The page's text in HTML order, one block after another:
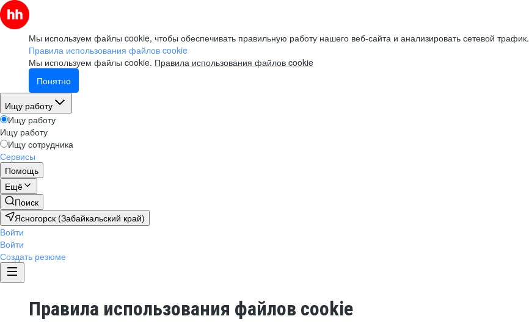
Мы используем файлы cookie, чтобы обеспечивать правильную работу нашего веб-сайта и анализировать сетевой трафик.
Правила использования файлов cookie
Мы используем файлы cookie. Правила использования файлов cookie
Понятно
Ищу работу
Ищу работу
Ищу работу
Ищу сотрудника
Сервисы
Помощь
Ещё
Поиск
Ясногорск (Забайкальский край)
Войти
Войти
Создать резюме
Правила использования файлов cookie